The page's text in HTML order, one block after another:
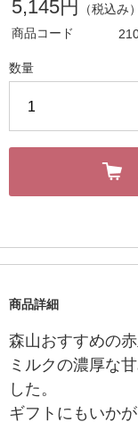
5,145円
（税込み）
商品コード
数量
商品詳細
森山おすすめの
ミルクの濃厚な
した。
ギフトにもいか